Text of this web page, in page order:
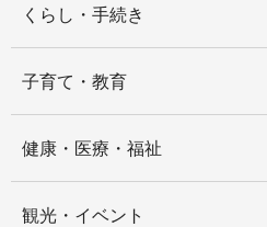
くらし・手続き
子育て・教育
健康・医療・福祉
観光・イベント